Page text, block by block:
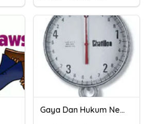
Gaya Dan Hukum Newton